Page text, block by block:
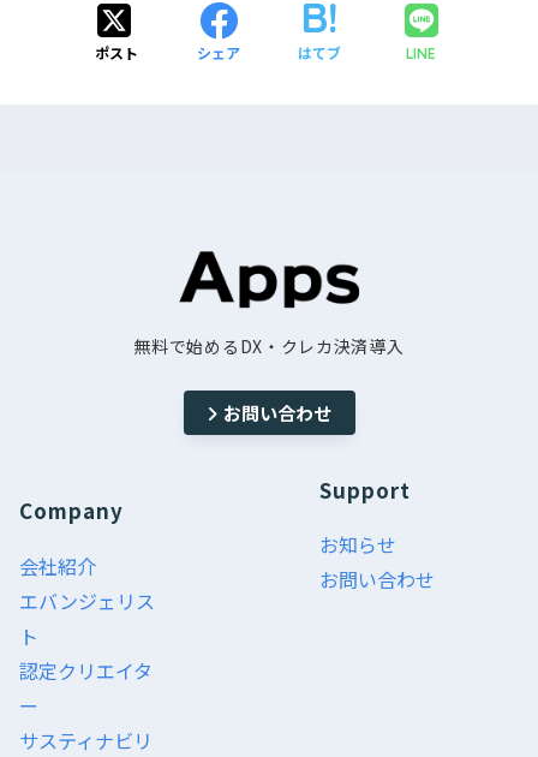
ポスト シェア はてブ LINE
無料で始めるDX・クレカ決済導入
お問い合わせ
Company
会社紹介
エバンジェリス
ト
認定クリエイタ
ー
サスティナビリ
Support
お知らせ
お問い合わせ